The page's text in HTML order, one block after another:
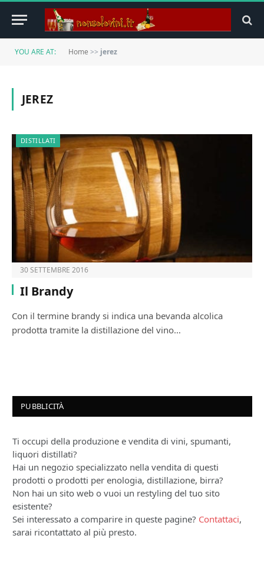
YOU ARE AT: Home >> jerez
JEREZ
DISTILLATI
30 SETTEMBRE 2016
Il Brandy
Con il termine brandy si indica una bevanda alcolica
prodotta tramite la distillazione del vino…
PUBBLICITÀ
Ti occupi della produzione e vendita di vini, spumanti,
liquori distillati?
Hai un negozio specializzato nella vendita di questi
prodotti o prodotti per enologia, distillazione, birra?
Non hai un sito web o vuoi un restyling del tuo sito
esistente?
Sei interessato a comparire in queste pagine? Contattaci,
sarai ricontattato al più presto.